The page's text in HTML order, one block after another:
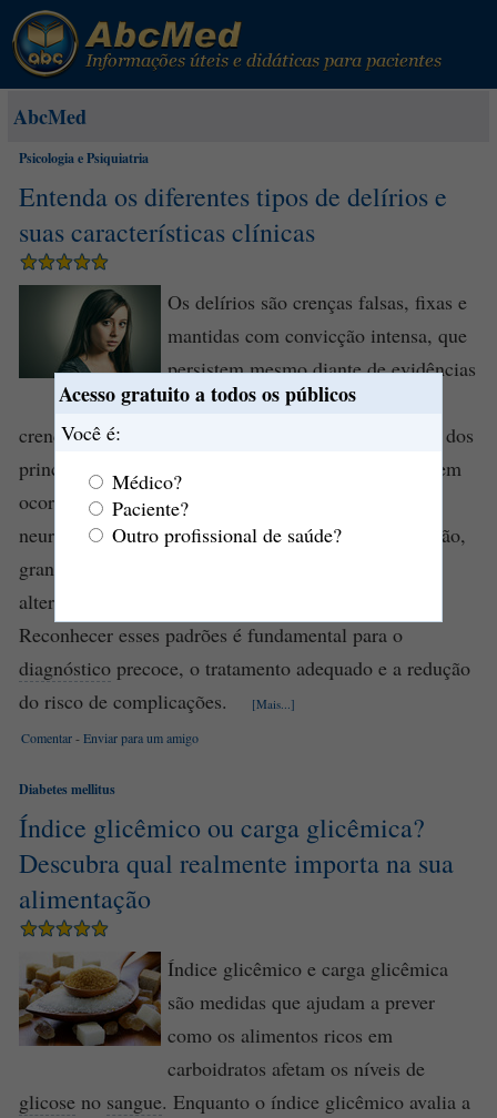
Acesso gratuito a todos os públicos
Você é:
Médico?
Paciente?
Outro profissional de saúde?
AbcMed
Psicologia e Psiquiatria
Entenda os diferentes tipos de delírios e
suas características clínicas
Os delírios são crenças falsas, fixas e
mantidas com convicção intensa, que
persistem mesmo diante de evidências
contrárias e não fazem parte das
crenças culturais do indivíduo. Eles representam um dos
principais
dos transtornos psicóticos e podem
ocorrer em diferentes doenças psiquiátricas e
neurológicas. Os temas delirantes incluem perseguição,
grandeza, referência, influência, ciúme, erotomania,
alterações corporais, niilismo e culpa ou ruína.
Reconhecer esses padrões é fundamental para o
diagnóstico precoce, o tratamento adequado e a redução
do risco de complicações.
[Mais...]
Comentar-Enviar para um amigo
Diabetes mellitus
Índice glicêmico ou carga glicêmica?
Descubra qual realmente importa na sua
alimentação
Índice glicêmico e carga glicêmica
são medidas que ajudam a prever
como os alimentos ricos em
carboidratos afetam os níveis de
glicose no sangue. Enquanto o índice glicêmico avalia a